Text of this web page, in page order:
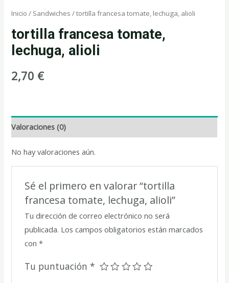
Inicio / Sandwiches / tortilla francesa tomate, lechuga, alioli
tortilla francesa tomate,
lechuga, alioli
2,70 €
Valoraciones (0)
No hay valoraciones aún.
Sé el primero en valorar “tortilla
francesa tomate, lechuga, alioli”
Tu dirección de correo electrónico no será
publicada. Los campos obligatorios están marcados
con *
Tu puntuación *